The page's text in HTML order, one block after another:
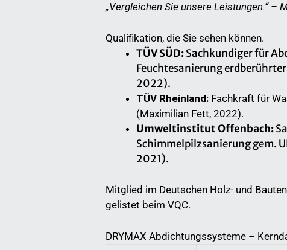
„Vergleichen Sie unsere Leistungen.“ –
Qualifikation, die Sie sehen können.
TÜV SÜD:Sachkundiger für
Feuchtesanierung
2022).
TÜV Rheinland:Fachkraft für
(Maximilian Fett, 2022).
Umweltinstitut Offenbach:
Schimmelpilzsanierung gem.
2021).
Mitglied im Deutschen Holz- und
gelistet beim VQC.
DRYMAX Abdichtungssysteme –